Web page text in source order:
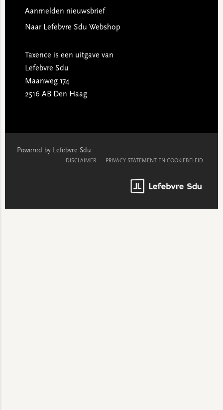
Aanmelden nieuwsbrief
Naar Lefebvre Sdu Webshop
Taxence is een uitgave van
Lefebvre Sdu
Maanweg 174
2516 AB Den Haag
Powered by Lefebvre Sdu
DISCLAIMER PRIVACY STATEMENT EN COOKIEBELEID